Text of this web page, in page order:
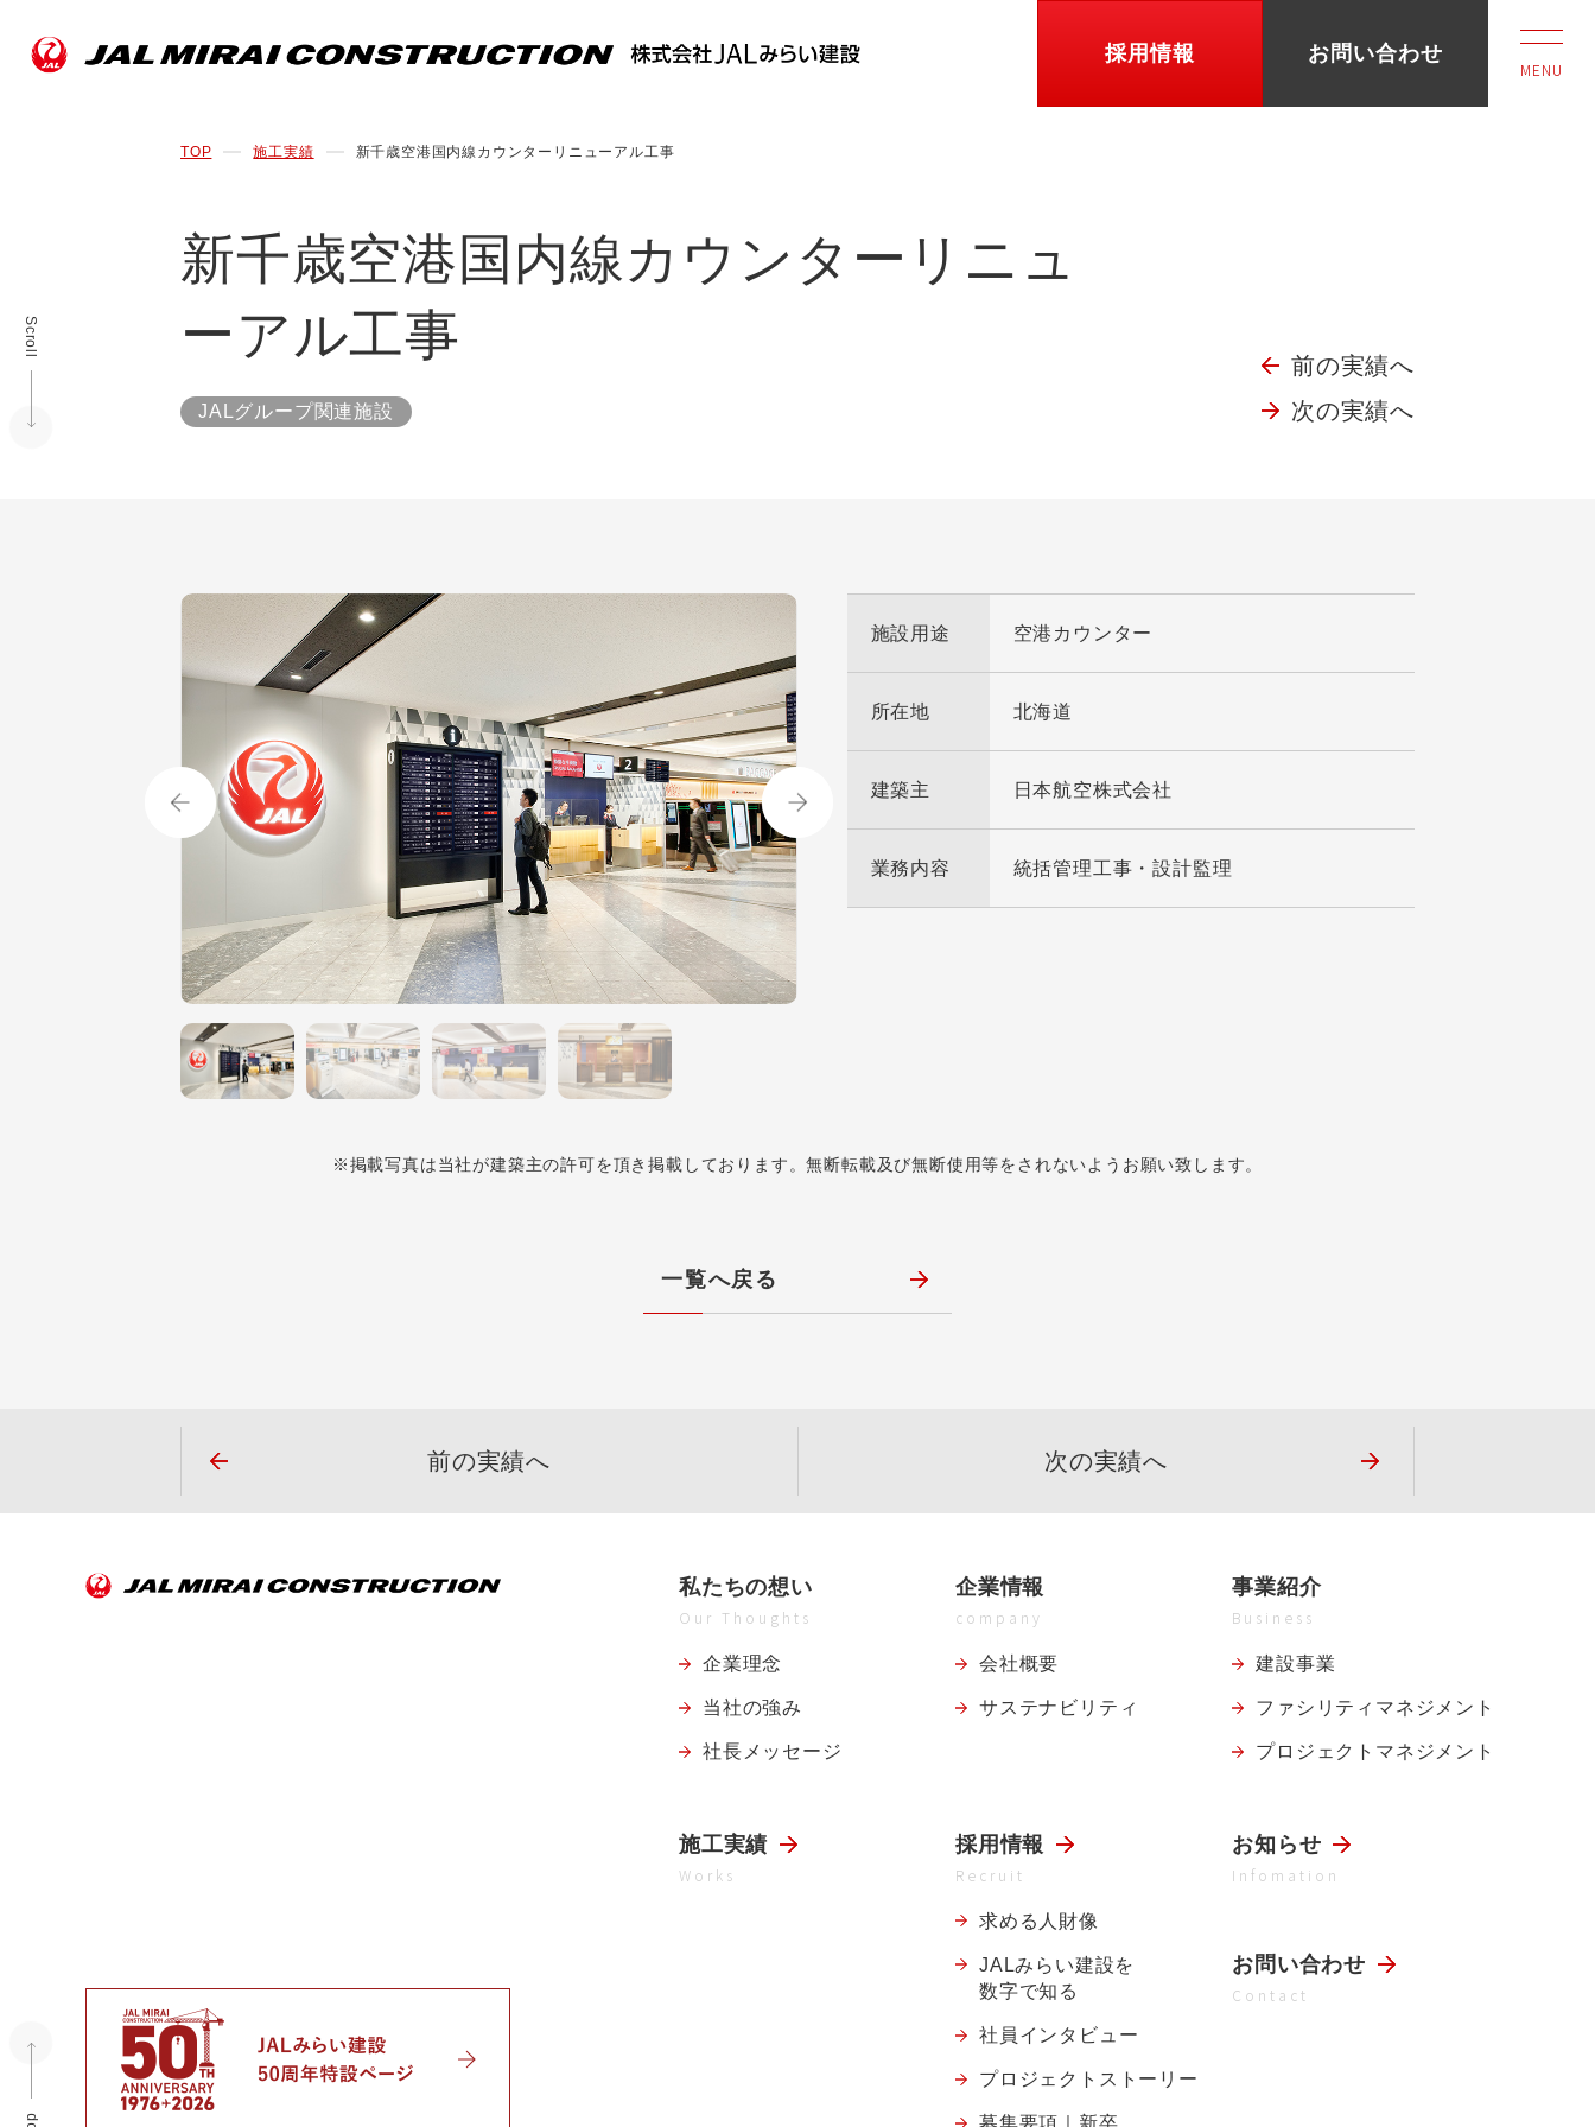
採用情報 お問い合わせ
MENU
TOP 施工実績 新千歳空港国内線カウンターリニューアル工事
新千歳空港国内線カウンターリニュ
ーアル工事
JALグループ関連施設
前の実績へ
次の実績へ
Scroll
施設用途 空港カウンター
所在地 北海道
建築主 日本航空株式会社
業務内容 統括管理工事・設計監理
※掲載写真は当社が建築主の許可を頂き掲載しております。無断転載及び無断使用等をされないようお願い致します。
一覧へ戻る
前の実績へ 次の実績へ
私たちの想い
Our Thoughts
企業理念
当社の強み
社長メッセージ
企業情報
company
会社概要
サステナビリティ
事業紹介
Business
建設事業
ファシリティ マネジメント
プロジェクト マネジメント
施工実績
Works
採用情報
Recruit
求める人財像
JALみらい建設を
数字で知る
社員インタビュー
プロジェクトストーリー
募集要項｜新卒
お知らせ
Infomation
お問い合わせ
Contact